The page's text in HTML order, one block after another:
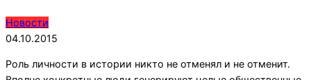
2015-
10-
Новости
04.10.2015
Роль личности в истории никто не отменял и не отменит.